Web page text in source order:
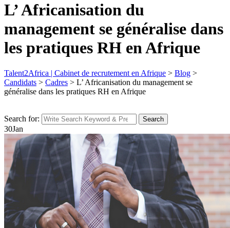
L’ Africanisation du
management se généralise dans
les pratiques RH en Afrique
Talent2Africa | Cabinet de recrutement en Afrique > Blog >
Candidats > Cadres > L’ Africanisation du management se
généralise dans les pratiques RH en Afrique
Search for: Search
30Jan